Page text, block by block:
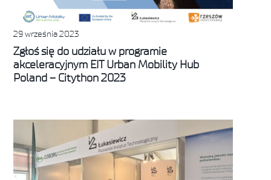
29 września 2023
Zgłoś się do udziału w programie
akceleracyjnym EIT Urban Mobility Hub
Poland – Citython 2023